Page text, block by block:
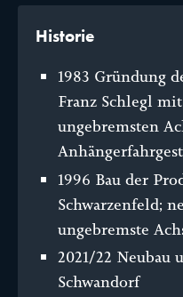
Historie
1983 Gründung
Franz Schlegl
ungebremsten
1996 Bau der
Schwarzenfeld;
ungebremste
2021/22 Neubau
Schwandorf